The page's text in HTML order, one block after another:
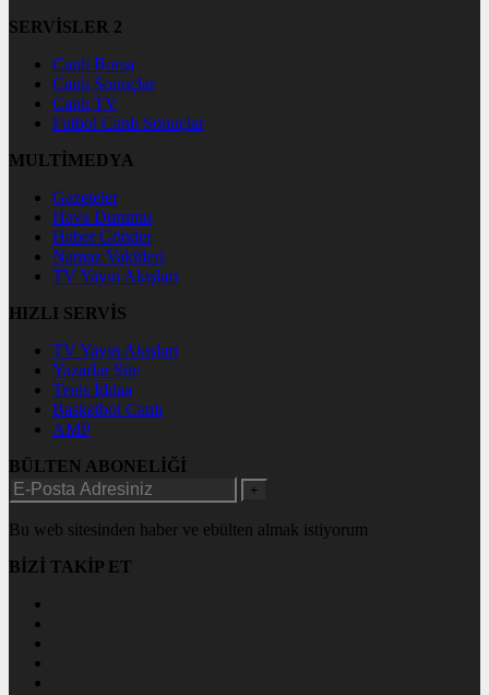
SERVİSLER 2
Canlı Borsa
Canlı Sonuçlar
Canlı TV
Futbol Canlı Sonuçlar
MULTİMEDYA
Gazeteler
Hava Durumu
Haber Gönder
Namaz Vakitleri
TV Yayın Akışları
HIZLI SERVİS
TV Yayın Akışları
Yazarlar Site
Tenis İddaa
Basketbol Canlı
AMP
BÜLTEN ABONELİĞİ
+
Bu web sitesinden haber ve ebülten almak istiyorum
BİZİ TAKİP ET